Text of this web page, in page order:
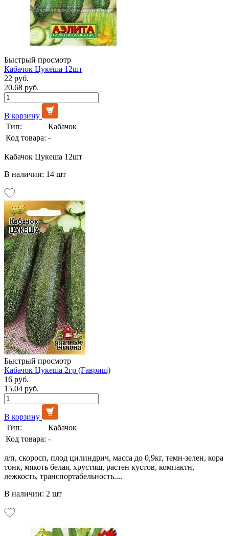
Быстрый просмотр
Кабачок Цукеша 12шт
22 руб.
20.68 руб.
В корзину
Тип:
Кабачок
Код товара: -
Кабачок Цукеша 12шт
В наличии: 14 шт
Быстрый просмотр
Кабачок Цукеша 2гр (Гавриш)
16 руб.
15.04 руб.
В корзину
Тип:
Кабачок
Код товара: -
л/п, скоросп, плод цилиндрич, масса до 0,9кг, темн-зелен, кора
тонк, мякоть белая, хрустящ, растен кустов, компактн,
лежкость, транспортабельность....
В наличии: 2 шт